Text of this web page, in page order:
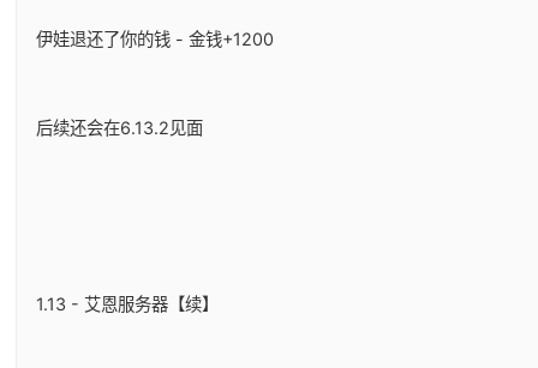
伊娃退还了你的钱 - 金钱+1200
后续还会在6.13.2见面
1.13 - 艾恩服务器【续】